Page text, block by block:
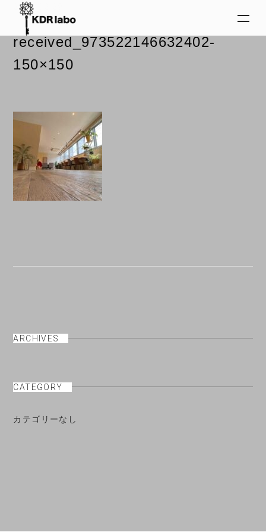
ARCHIVES
CATEGORY
カテゴリーなし
2024.02.29
received_973522146632402-
150×150